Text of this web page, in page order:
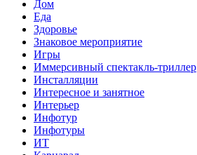
Дом
Еда
Здоровье
Знаковое мероприятие
Игры
Иммерсивный спектакль-триллер
Инсталляции
Интересное и занятное
Интерьер
Инфотур
Инфотуры
ИТ